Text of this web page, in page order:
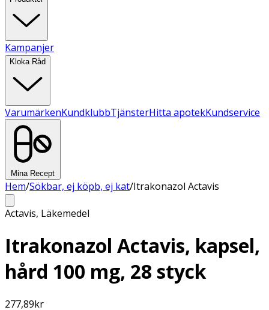
Kampanjer
Kloka Råd
VarumärkenKundklubbTjänsterHitta apotekKundservice
Mina Recept
Hem/Sökbar, ej köpb, ej kat/Itrakonazol Actavis
Actavis, Läkemedel
Itrakonazol Actavis, kapsel,
hård 100 mg, 28 styck
277,89kr